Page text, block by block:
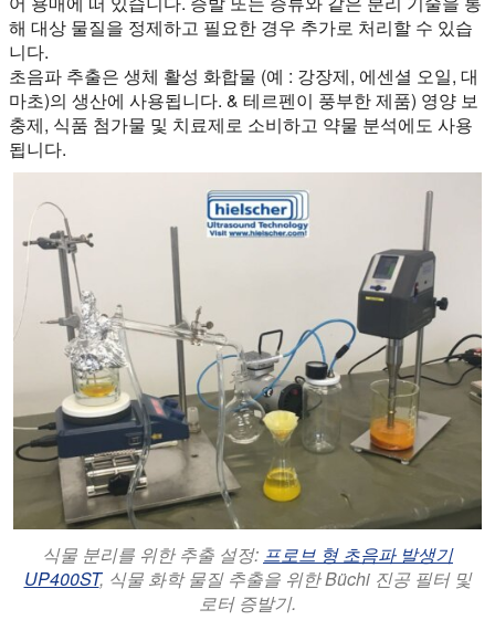
해 대상 물질을 정제하고 필요한 경우 추가로 처리할 수 있습
니다.
초음파 추출은 생체 활성 화합물 (예 : 강장제, 에센셜 오일, 대
마초)의 생산에 사용됩니다. & 테르펜이 풍부한 제품) 영양 보
충제, 식품 첨가물 및 치료제로 소비하고 약물 분석에도 사용
됩니다.
식물 분리를 위한 추출 설정: 프로브 형 초음파 발생기
UP400ST, 식물 화학 물질 추출을 위한 Büchi 진공 필터 및
로터 증발기.